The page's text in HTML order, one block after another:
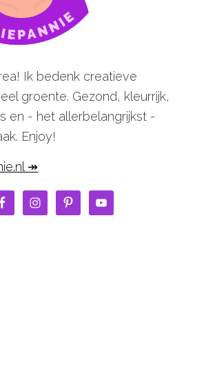
Ik bedenk creatieve
groente. Gezond, kleurrijk,
en - het allerbelangrijkst -
Enjoy!
↠